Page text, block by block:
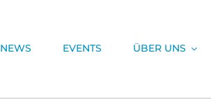
NEWS EVENTS ÜBER UNS